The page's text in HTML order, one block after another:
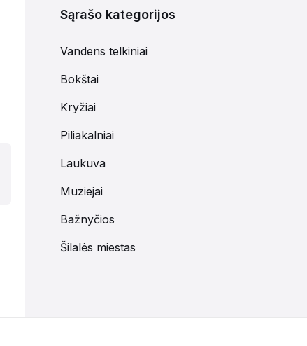
Sąrašo kategorijos
Vandens telkiniai
Bokštai
Kryžiai
Piliakalniai
Laukuva
Muziejai
Bažnyčios
Šilalės miestas